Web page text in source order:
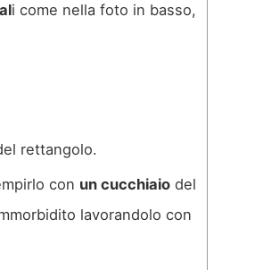
i come nella foto in basso,
rettangolo.
con un cucchiaiodel
lavorandolo con